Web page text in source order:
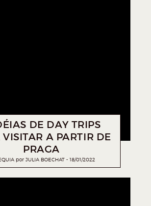
DE DAY TRIPS
VISITAR A PARTIR DE
PRAGA
por JULIA BOECHAT 18/01/2022